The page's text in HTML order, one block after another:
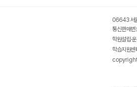
06643 서
통신판매
학원설립·
학습지원